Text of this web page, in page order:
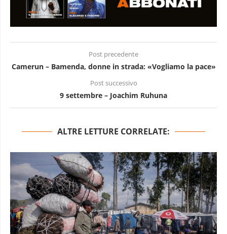
Post precedente
Camerun – Bamenda, donne in strada: «Vogliamo la pace»
Post successivo
9 settembre – Joachim Ruhuna
ALTRE LETTURE CORRELATE: